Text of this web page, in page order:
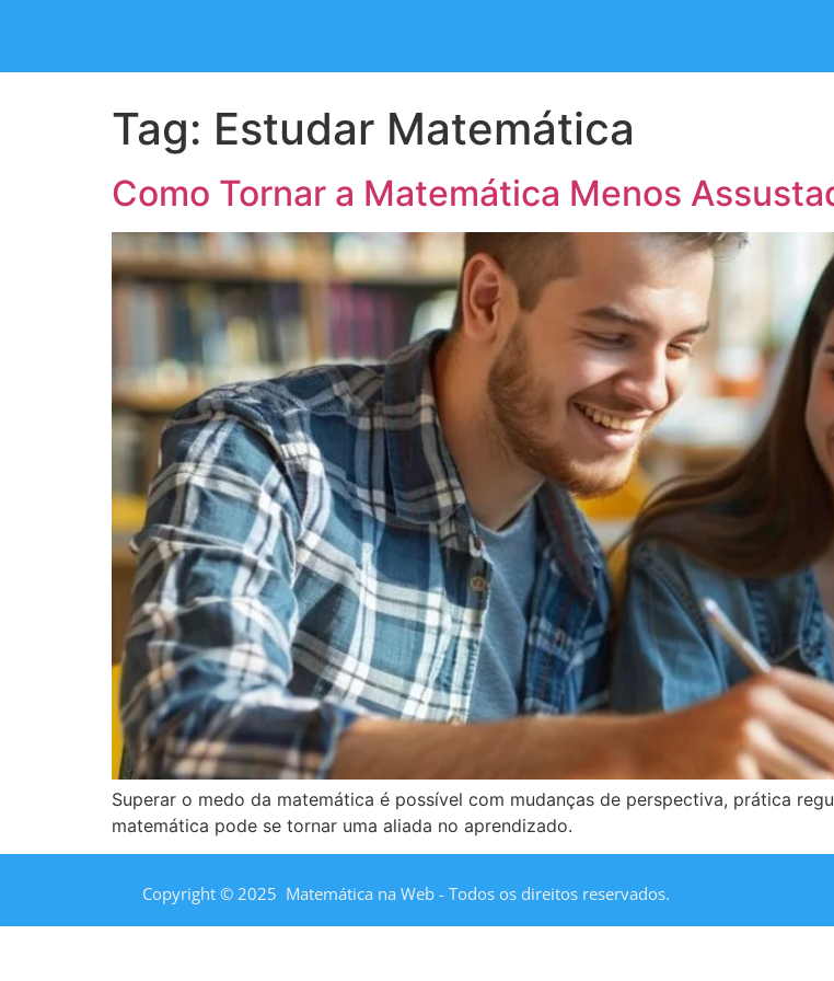
Tag: Estudar Matemática
Como Tornar a Matemática Menos
Superar o medo da matemática é possível com mudanças de perspectiva, prática
matemática pode se tornar uma aliada no aprendizado.
Copyright © 2025 Matemática na Web - Todos os direitos reservados.